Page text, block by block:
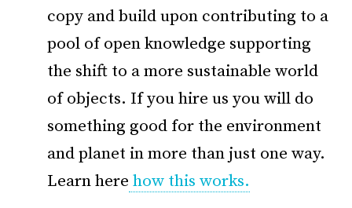
copy and build upon contributing to a
pool of open knowledge supporting
the shift to a more sustainable world
of objects. If you hire us you will do
something good for the environment
and planet in more than just one way.
Learn here how this works.